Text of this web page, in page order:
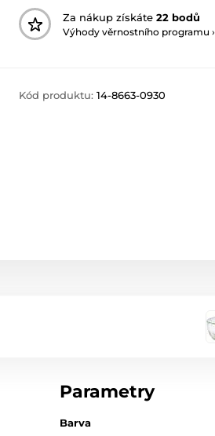
Za nákup získáte 22 bodů
Výhody věrnostního programu ›
Kód produktu: 14-8663-0930
Parametry
Barva